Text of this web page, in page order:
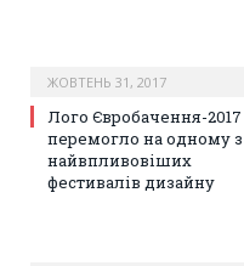
ЖОВТЕНЬ 31, 2017
Лого Євробачення-2017
перемогло на одному з
найвпливовіших
фестивалів дизайну